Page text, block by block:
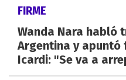
FIRME
Wanda Nara habló
Argentina y apuntó
Icardi: "Se va a